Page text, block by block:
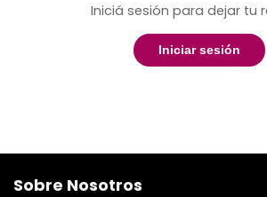
Iniciá sesión para dejar tu
Iniciar sesión
Sobre Nosotros